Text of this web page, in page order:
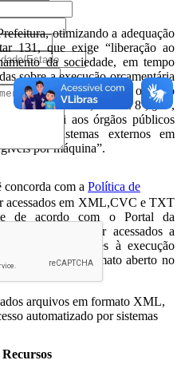
com a Política de
otimizando a adequação
131, que exige “liberação ao
da sociedade, em tempo
sobre a execução orçamentária
de acesso público”, o novo
o Inciso III, do Art. 8º, § 3º,
que institui aos órgãos públicos
por sistemas externos em
por máquina”.
acessados em XML,CVC e TXT
de acordo com o Portal da
e podem ser acessados a
referentes à execução
em formato aberto no
arquivos em formato XML,
automatizado por sistemas
Recursos